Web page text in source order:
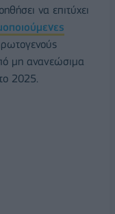
να επιτύχει
μη ανανεώσιμα
2025.